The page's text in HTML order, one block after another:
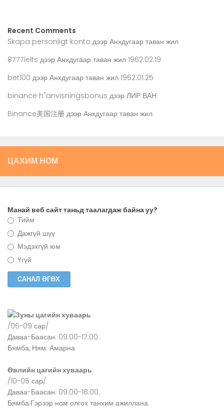
Recent Comments
Skapa personligt konto дээр Анхдугаар таван жил
8777ielts дээр Анхдугаар таван жил 1962.02.19
bet100 дээр Анхдугаар таван жил 1962.01.25
binance h"anvisningsbonus дээр ЛИР ВАН
Binance美国注册 дээр Анхдугаар таван жил
ЦАХИМ НОМ
Манай веб сайт таньд таалагдаж байна уу?
Тийм
Дажгүй шүү
Мэдэхгүй юм
Үгүй
Зуны цагийн хуваарь
/06-09 сар/
Даваа-Баасан: 09:00-17:00
Бямба, Ням: Амарна
Өвлийн цагийн хуваарь
/10-05 сар/
Даваа-Баасан: 09:00-18:00.
Бямба:Гэрээр ном олгох танхим ажиллана.